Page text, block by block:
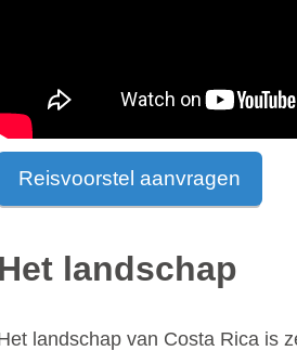
Reisvoorstel aanvragen
Het landschap
landschap van Costa Rica is